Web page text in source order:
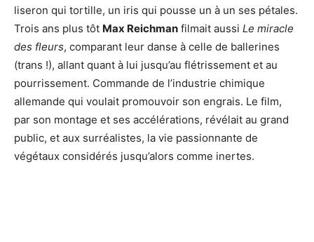
liseron qui tortille, un iris qui pousse un à un ses pétales.
Trois ans plus tôt Max Reichman filmait aussi Le miracle
des fleurs, comparant leur danse à celle de ballerines
(trans !), allant quant à lui jusqu’au flétrissement et au
pourrissement. Commande de l’industrie chimique
allemande qui voulait promouvoir son engrais. Le film,
par son montage et ses accélérations, révélait au grand
public, et aux surréalistes, la vie passionnante de
végétaux considérés jusqu’alors comme inertes.